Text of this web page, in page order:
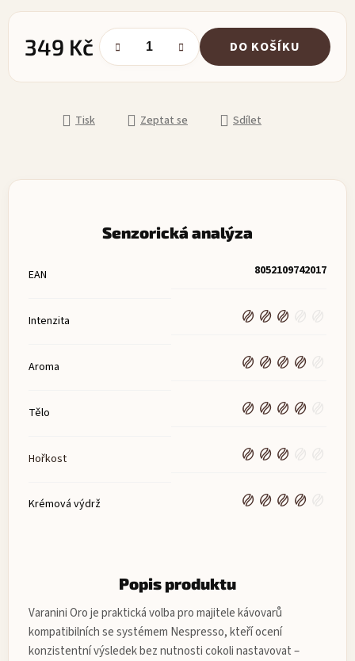
349 Kč DO KOŠÍKU
Tisk Zeptat se Sdílet
Popis produktu
Varanini Oro je praktická volba pro majitele kávovarů
kompatibilních se systémem Nespresso, kteří ocení
konzistentní výsledek bez nutnosti cokoli nastavovat –
Senzorická analýza
EAN 8052109742017
Intenzita
Aroma
Tělo
Hořkost
Krémová výdrž